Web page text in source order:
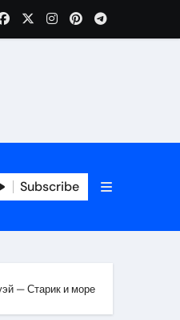
Subscribe
— Старик и море